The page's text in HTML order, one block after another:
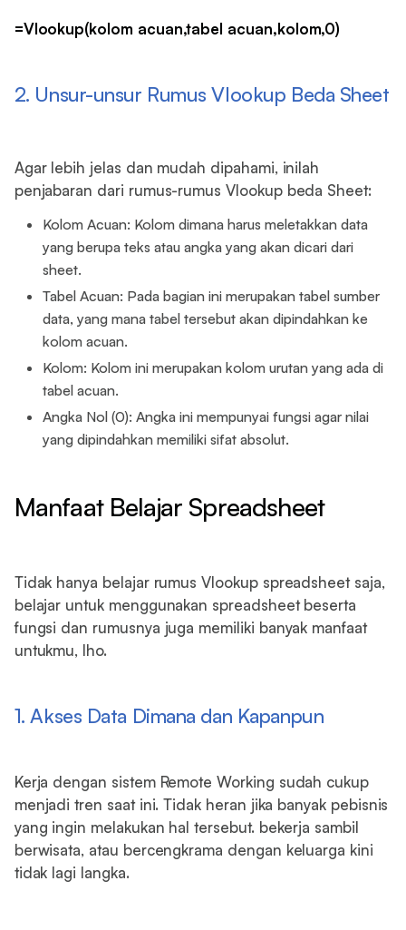
=Vlookup(kolom acuan,tabel acuan,kolom,0)
2. Unsur-unsur Rumus Vlookup Beda Sheet
Agar lebih jelas dan mudah dipahami, inilah
penjabaran dari rumus-rumus Vlookup beda Sheet:
Kolom Acuan: Kolom dimana harus meletakkan data
yang berupa teks atau angka yang akan dicari dari
sheet.
Tabel Acuan: Pada bagian ini merupakan tabel sumber
data, yang mana tabel tersebut akan dipindahkan ke
kolom acuan.
Kolom: Kolom ini merupakan kolom urutan yang ada di
tabel acuan.
Angka Nol (0): Angka ini mempunyai fungsi agar nilai
yang dipindahkan memiliki sifat absolut.
Manfaat Belajar Spreadsheet
Tidak hanya belajar rumus Vlookup spreadsheet saja,
belajar untuk menggunakan spreadsheet beserta
fungsi dan rumusnya juga memiliki banyak manfaat
untukmu, lho.
1. Akses Data Dimana dan Kapanpun
Kerja dengan sistem Remote Working sudah cukup
menjadi tren saat ini. Tidak heran jika banyak pebisnis
yang ingin melakukan hal tersebut. bekerja sambil
berwisata, atau bercengkrama dengan keluarga kini
tidak lagi langka.